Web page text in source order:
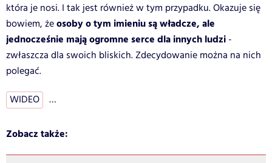
która je nosi. I tak jest również w tym przypadku. Okazuje się
bowiem, żeosoby o tym imieniu są władcze, ale
jednocześnie mają ogromne serce dla innych ludzi -
zwłaszcza dla swoich bliskich. Zdecydowanie można na nich
polegać.
WIDEO …
Zobacz także: